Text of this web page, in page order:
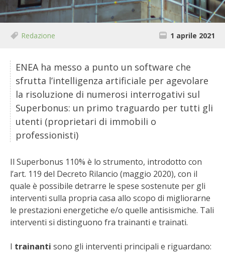
PRODOTTI
FARFALLE DELLA CAMPAGNA
PICCOLO POLLAIO
STORIE DEI LETTORI
CONSERVARE LA FRUTTA
CONSERVE DELL’ORTO
FACEM
STIHL
BLUMEN
Redazione 1 aprile 2021
ENEA ha messo a punto un software che
sfrutta l’intelligenza artificiale per agevolare
la risoluzione di numerosi interrogativi sul
Superbonus: un primo traguardo per tutti gli
utenti (proprietari di immobili o
professionisti)
Il Superbonus 110% è lo strumento, introdotto con
l’art. 119 del Decreto Rilancio (maggio 2020), con il
quale è possibile detrarre le spese sostenute per gli
interventi sulla propria casa allo scopo di migliorarne
le prestazioni energetiche e/o quelle antisismiche. Tali
interventi si distinguono fra trainanti e trainati.
I trainanti sono gli interventi principali e riguardano: